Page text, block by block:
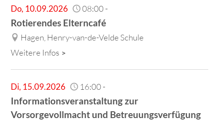
Do, 10.09.2026 08:00-
Rotierendes Elterncafé
Hagen, Henry-van-de-Velde Schule
Weitere Infos
Di, 15.09.2026 16:00-
Informationsveranstaltung zur
Vorsorgevollmacht und Betreuungsverfügung